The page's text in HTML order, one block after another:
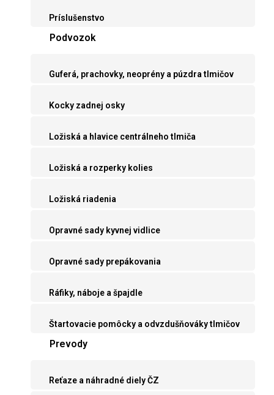
Príslušenstvo
Podvozok
Guferá, prachovky, neoprény a púzdra tlmičov
Kocky zadnej osky
Ložiská a hlavice centrálneho tlmiča
Ložiská a rozperky kolies
Ložiská riadenia
Opravné sady kyvnej vidlice
Opravné sady prepákovania
Ráfiky, náboje a špajdle
Štartovacie pomôcky a odvzdušňováky tlmičov
Prevody
Reťaze a náhradné diely ČZ